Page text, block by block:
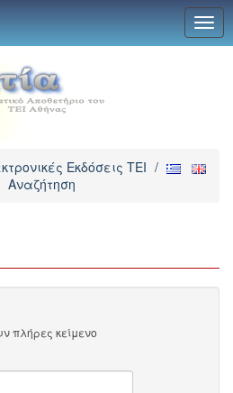
Εκδόσεις TEI /
Αναζήτηση
πλήρες κείμενο